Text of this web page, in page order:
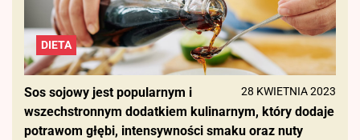
DIETA
28 KWIETNIA 2023
Sos sojowy jest popularnym i
wszechstronnym dodatkiem kulinarnym, który dodaje
potrawom głębi, intensywności smaku oraz nuty